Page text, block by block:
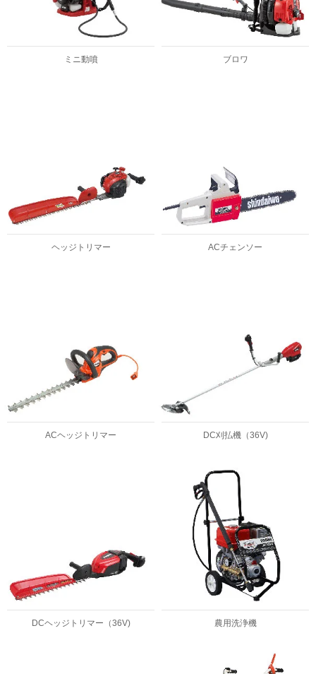
ミニ動噴 ブロワ
ヘッジトリマー ACチェンソー
ACヘッジトリマー DC刈払機（36V)
DCヘッジトリマー（36V) 農用洗浄機